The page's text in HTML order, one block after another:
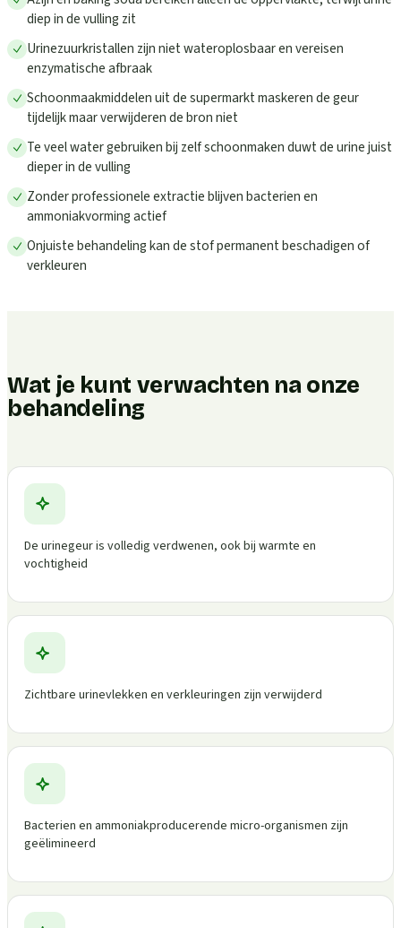
diep in de vulling zit
Urinezuurkristallen zijn niet wateroplosbaar en vereisen
enzymatische afbraak
Schoonmaakmiddelen uit de supermarkt maskeren de geur
tijdelijk maar verwijderen de bron niet
Te veel water gebruiken bij zelf schoonmaken duwt de urine juist
dieper in de vulling
Zonder professionele extractie blijven bacterien en
ammoniakvorming actief
Onjuiste behandeling kan de stof permanent beschadigen of
verkleuren
Wat je kunt verwachten na onze
behandeling
De urinegeur is volledig verdwenen, ook bij warmte en
vochtigheid
Zichtbare urinevlekken en verkleuringen zijn verwijderd
Bacterien en ammoniakproducerende micro-organismen zijn
geëlimineerd